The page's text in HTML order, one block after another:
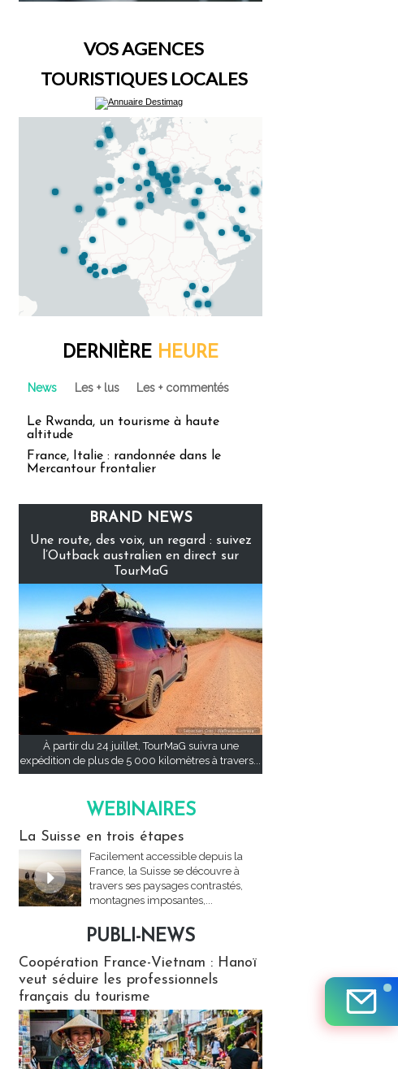
VOS AGENCES
TOURISTIQUES LOCALES
DERNIÈRE HEURE
News Les + lus Les + commentés
Le Rwanda, un tourisme à haute
altitude
France, Italie : randonnée dans le
Mercantour frontalier
BRAND NEWS
Une route, des voix, un regard : suivez
l’Outback australien en direct sur
TourMaG
À partir du 24 juillet, TourMaG suivra une
expédition de plus de 5 000 kilomètres à travers...
WEBINAIRES
La Suisse en trois étapes
Facilement accessible depuis la
France, la Suisse se découvre à
travers ses paysages contrastés,
montagnes imposantes,...
PUBLI-NEWS
Coopération France-Vietnam : Hanoï
veut séduire les professionnels
français du tourisme